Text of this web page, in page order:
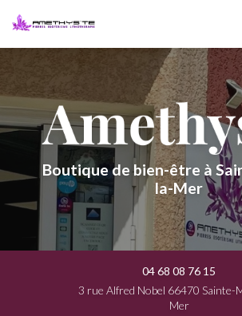
Boutique de bien-être à
la-Mer
04 68 08 76 15
3 rue Alfred Nobel 66470 Sainte-
Mer